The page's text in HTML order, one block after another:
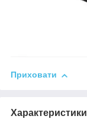
Приховати
Характеристики